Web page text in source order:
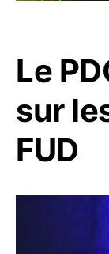
Le
sur
FUD